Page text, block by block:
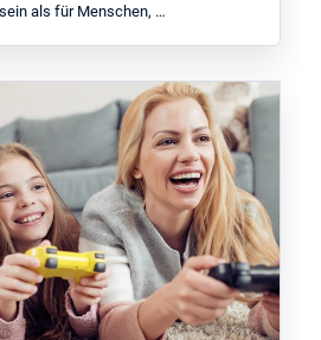
als für Menschen, …